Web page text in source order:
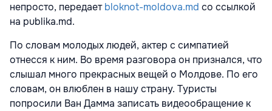
непросто, передаетbloknot-moldova.md со ссылкой
на publika.md.
По словам молодых людей, актер с симпатией
отнесся к ним. Во время разговора он признался, что
слышал много прекрасных вещей о Молдове. По его
словам, он влюблен в нашу страну. Туристы
попросили Ван Дамма записать видеообращение к